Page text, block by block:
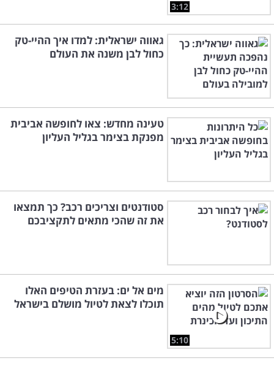
3:12
גאווה ישראלית: למדו איך ההיי-טק
כחול לבן משנה את העולם
טעינה מחדש: צאו לחופשה אביבית
מפנקת בצימר בגליל העליון
סטודנטים וצריכים רכב? כך תמצאו
את זה שהכי מתאים לתקציבכם
5:10
מים אל ים: בעזרת הטיפים האלו
תוכלו לצאת לטיול מושלם בישראל